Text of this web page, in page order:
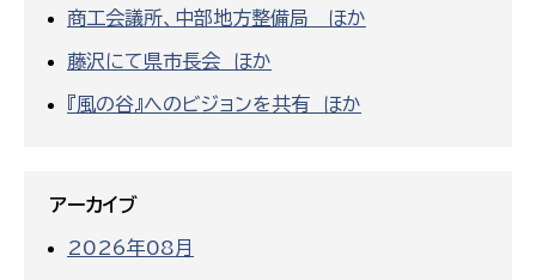
商工会議所、中部地方整備局 ほか
藤沢にて県市長会 ほか
『風の谷』へのビジョンを共有 ほか
アーカイブ
2026年08月